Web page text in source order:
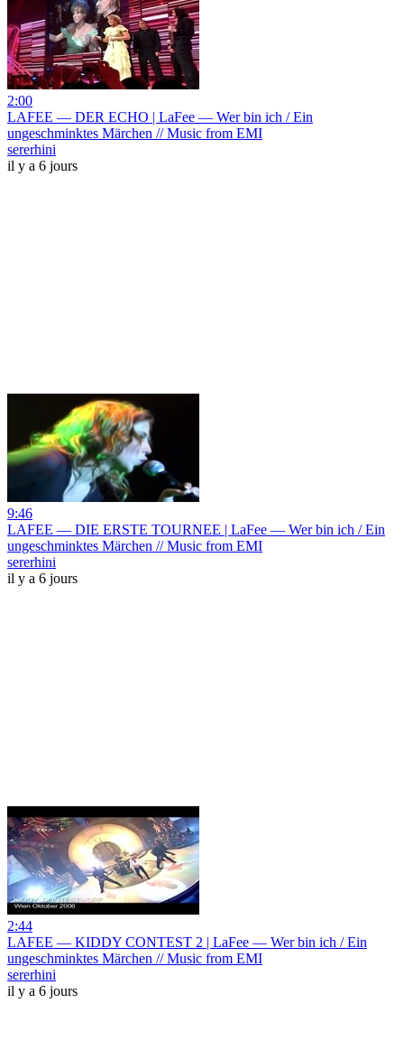
2:00
LAFEE — DER ECHO | LaFee — Wer bin ich / Ein
ungeschminktes Märchen // Music from EMI
sererhini
il y a 6 jours
9:46
LAFEE — DIE ERSTE TOURNEE | LaFee — Wer bin ich / Ein
ungeschminktes Märchen // Music from EMI
sererhini
il y a 6 jours
2:44
LAFEE — KIDDY CONTEST 2 | LaFee — Wer bin ich / Ein
ungeschminktes Märchen // Music from EMI
sererhini
il y a 6 jours